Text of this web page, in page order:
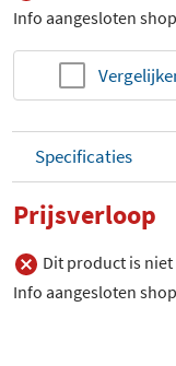
Info aangesloten
Specificaties
Prijsverloop
Dit product is
Info aangesloten